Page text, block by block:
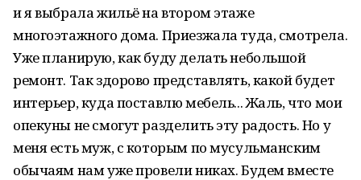
и я выбрала жильё на втором этаже
многоэтажного дома. Приезжала туда, смотрела.
Уже планирую, как буду делать небольшой
ремонт. Так здорово представлять, какой будет
интерьер, куда поставлю мебель... Жаль, что мои
опекуны не смогут разделить эту радость. Но у
меня есть муж, с которым по мусульманским
обычаям нам уже провели никах. Будем вместе